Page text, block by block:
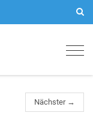
Nächster →